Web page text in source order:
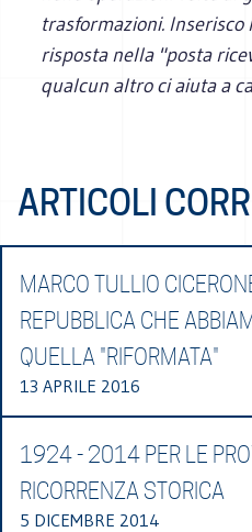
trasformazioni.
risposta nella "posta
qualcun altro ci aiuta a
ARTICOLI
MARCO TULLIO
REPUBBLICA CHE
QUELLA "RIFORMATA"
13 APRILE 2016
1924 - 2014 PER LE
RICORRENZA STORICA
5 DICEMBRE 2014